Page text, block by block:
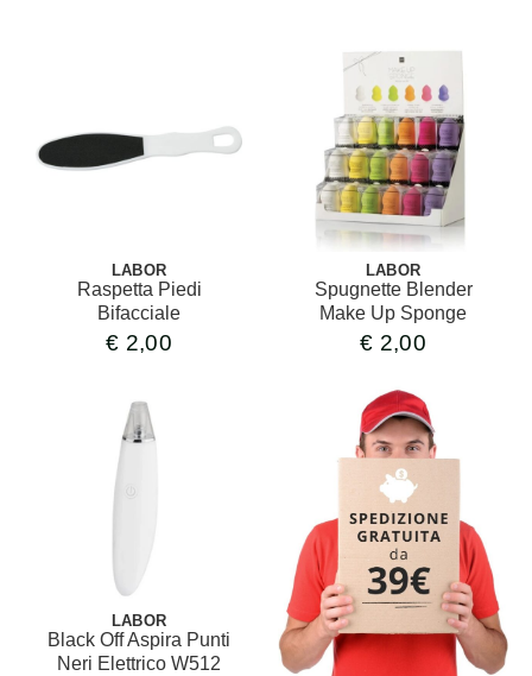
LABOR
Raspetta Piedi
Bifacciale
€ 2,00
LABOR
Spugnette Blender
Make Up Sponge
€ 2,00
LABOR
Black Off Aspira Punti
Neri Elettrico W512